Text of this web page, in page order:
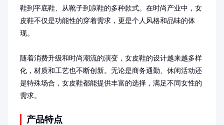
鞋到平底鞋、从靴子到凉鞋的多种款式。在时尚产业中，女
皮鞋不仅是功能性的穿着需求，更是个人风格和品味的体
现。
随着消费升级和时尚潮流的演变，女皮鞋的设计越来越多样
化，材质和工艺也不断创新。无论是商务通勤、休闲活动还
是特殊场合，女皮鞋都能提供丰富的选择，满足不同女性的
需求。
产品特点